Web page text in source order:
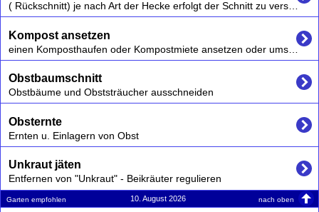
Kompost ansetzen
Obstbaumschnitt
Obstbäume und Obststräucher ausschneiden
Obsternte
Ernten u. Einlagern von Obst
Unkraut jäten
Entfernen von "Unkraut" - Beikräuter regulieren
Garten empfohlen 10. August 2026 nach oben